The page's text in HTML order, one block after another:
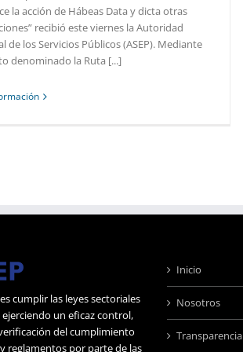
la acción de Hábeas Data y dicta otras
recibió este viernes la Autoridad
de los Servicios Públicos (ASEP). Mediante
denominado la Ruta [...]
cumplir las leyes sectoriales
ejerciendo un eficaz control,
del cumplimiento
reglamentos por parte de las
Inicio
Nosotros
Transparencia